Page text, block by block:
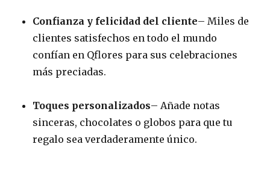
Confianza y felicidad del cliente– Miles de
clientes satisfechos en todo el mundo
confían en Qflores para sus celebraciones
más preciadas.
Toques personalizados– Añade notas
sinceras, chocolates o globos para que tu
regalo sea verdaderamente único.